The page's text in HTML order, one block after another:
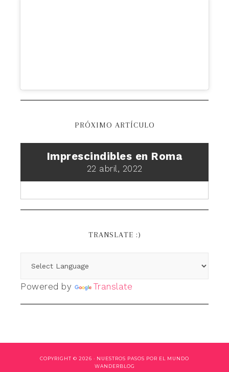
PRÓXIMO ARTÍCULO
Imprescindibles en Roma
22 abril, 2022
TRANSLATE :)
Powered by Translate
COPYRIGHT © 2026 · NUESTROS PASOS POR EL MUNDO
WANDERBLOG